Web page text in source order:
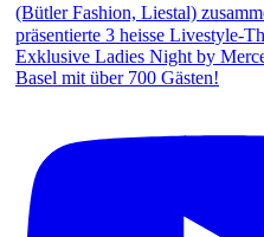
Exklusive Ladies Night by
Basel mit über 700 Gästen!